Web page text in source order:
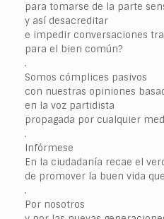
para tomarse de la parte
y así desacreditar
e impedir conversaciones
para el bien común?
.
Somos cómplices pasivos
con nuestras opiniones
en la voz partidista
propagada por cualquier
.
Infórmese
En la ciudadanía recae el
de promover la buen vida
.
Por nosotros